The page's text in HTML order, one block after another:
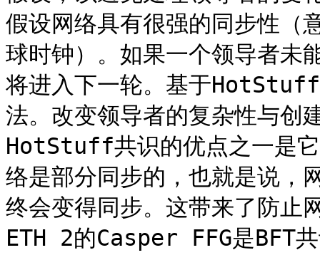
假设网络具有很强的同步性（
球时钟）。如果一个领导者未
将进入下一轮。基于HotStuff
法。改变领导者的复杂性与创
HotStuff共识的优点之一是它
络是部分同步的，也就是说，
终会变得同步。这带来了防止
ETH 2的Casper FFG是BFT